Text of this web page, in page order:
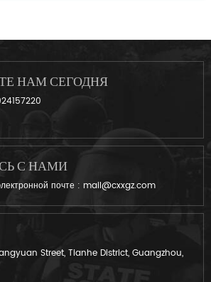
НАМ СЕГОДНЯ
С НАМИ
почте : mail@cxxgz.com
Street, Tianhe District, Guangzhou,